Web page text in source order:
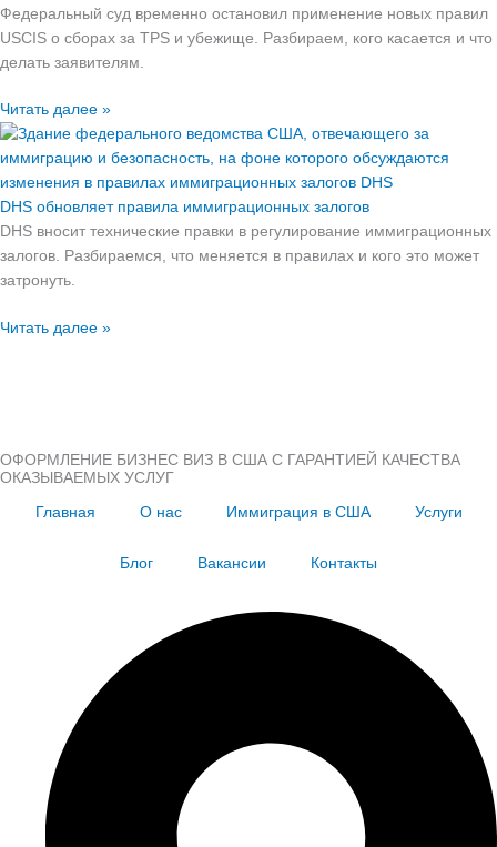
Федеральный суд временно остановил применение новых правил
USCIS о сборах за TPS и убежище. Разбираем, кого касается и что
делать заявителям.
Читать далее »
DHS обновляет правила иммиграционных залогов
DHS вносит технические правки в регулирование иммиграционных
залогов. Разбираемся, что меняется в правилах и кого это может
затронуть.
Читать далее »
ОФОРМЛЕНИЕ БИЗНЕС ВИЗ В США С ГАРАНТИЕЙ КАЧЕСТВА
ОКАЗЫВАЕМЫХ УСЛУГ
Главная О нас Иммиграция в США Услуги
Блог Вакансии Контакты